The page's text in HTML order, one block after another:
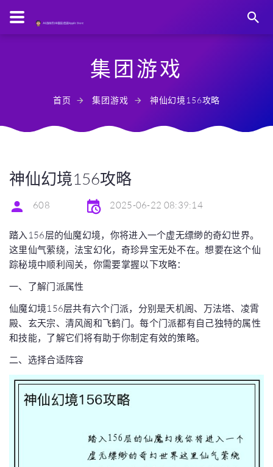
集团游戏
首页 集团游戏 神仙幻境156攻略
神仙幻境156攻略
608 2025-06-22 08:39:14
踏入156层的仙魔幻境，你将进入一个虚无缥缈的奇幻世界。
这里仙气萦绕，法宝幻化，奇珍异宝无处不在。想要在这个仙
踪秘境中顺利闯关，你需要掌握以下攻略：
一、了解门派属性
仙魔幻境156层共有六个门派，分别是天机阁、万法塔、凌霄
殿、玄天宗、清风阁和飞鹤门。每个门派都有自己独特的属性
和技能，了解它们将有助于你制定有效的策略。
二、选择合适阵容